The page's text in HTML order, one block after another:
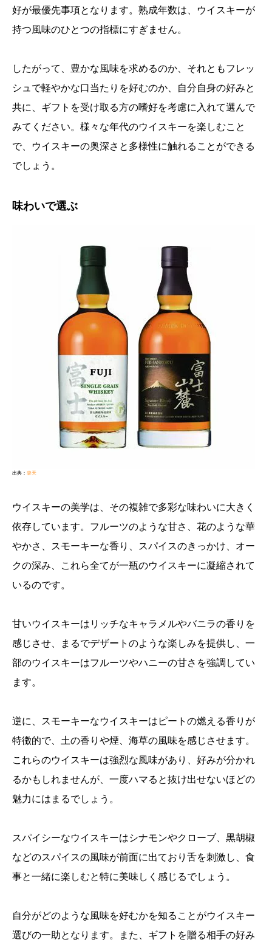
好が最優先事項となります。熟成年数は、ウイスキーが
持つ風味のひとつの指標にすぎません。
したがって、豊かな風味を求めるのか、それともフレッ
シュで軽やかな口当たりを好むのか、自分自身の好みと
共に、ギフトを受け取る方の嗜好を考慮に入れて選んで
みてください。様々な年代のウイスキーを楽しむこと
で、ウイスキーの奥深さと多様性に触れることができる
でしょう。
味わいで選ぶ
出典： 楽天
ウイスキーの美学は、その複雑で多彩な味わいに大きく
依存しています。フルーツのような甘さ、花のような華
やかさ、スモーキーな香り、スパイスのきっかけ、オー
クの深み、これら全てが一瓶のウイスキーに凝縮されて
いるのです。
甘いウイスキーはリッチなキャラメルやバニラの香りを
感じさせ、まるでデザートのような楽しみを提供し、一
部のウイスキーはフルーツやハニーの甘さを強調してい
ます。
逆に、スモーキーなウイスキーはピートの燃える香りが
特徴的で、土の香りや煙、海草の風味を感じさせます。
これらのウイスキーは強烈な風味があり、好みが分かれ
るかもしれませんが、一度ハマると抜け出せないほどの
魅力にはまるでしょう。
スパイシーなウイスキーはシナモンやクローブ、黒胡椒
などのスパイスの風味が前面に出ており舌を刺激し、食
事と一緒に楽しむと特に美味しく感じるでしょう。
自分がどのような風味を好むかを知ることがウイスキー
選びの一助となります。また、ギフトを贈る相手の好み